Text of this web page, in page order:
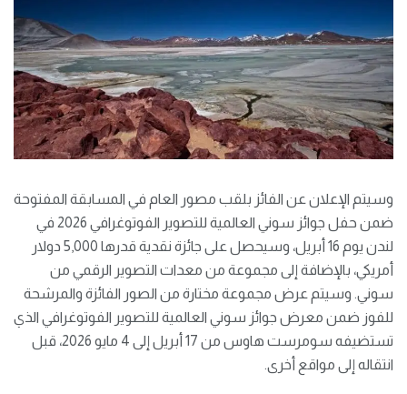
وسيتم الإعلان عن الفائز بلقب مصور العام في المسابقة المفتوحة
ضمن حفل جوائز سوني العالمية للتصوير الفوتوغرافي 2026 في
لندن يوم 16 أبريل، وسيحصل على جائزة نقدية قدرها 5,000 دولار
أمريكي، بالإضافة إلى مجموعة من معدات التصوير الرقمي من
سوني. وسيتم عرض مجموعة مختارة من الصور الفائزة والمرشحة
للفوز ضمن معرض جوائز سوني العالمية للتصوير الفوتوغرافي الذي
تستضيفه سومرست هاوس من 17 أبريل إلى 4 مايو 2026، قبل
انتقاله إلى مواقع أخرى.